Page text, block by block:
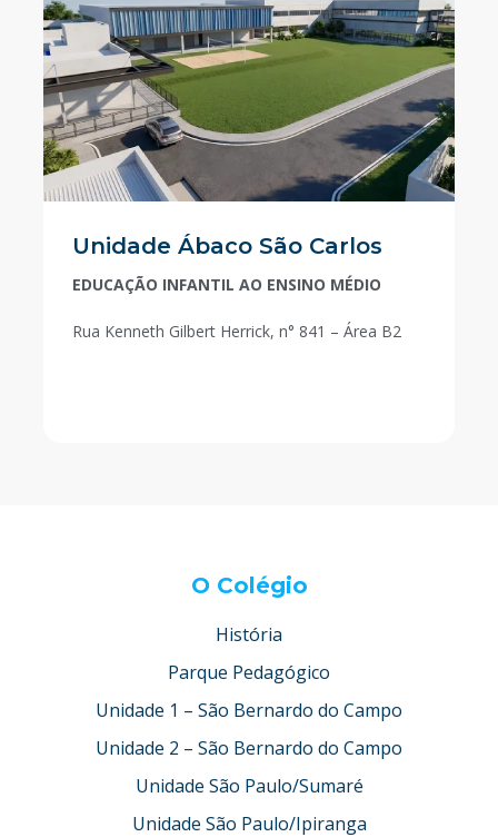
Unidade Ábaco São Carlos
EDUCAÇÃO INFANTIL AO ENSINO MÉDIO
Rua Kenneth Gilbert Herrick, n° 841 – Área B2
O Colégio
História
Parque Pedagógico
Unidade 1 – São Bernardo do Campo
Unidade 2 – São Bernardo do Campo
Unidade São Paulo/Sumaré
Unidade São Paulo/Ipiranga